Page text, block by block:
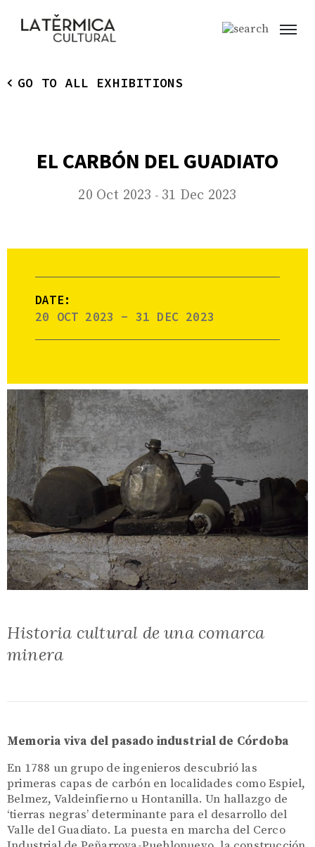
GO TO ALL EXHIBITIONS
EL CARBÓN DEL GUADIATO
20 Oct 2023 -31 Dec 2023
Historia cultural de una comarca
minera
Memoria viva del pasado industrial de Córdoba
En 1788 un grupo de ingenieros descubrió las
primeras capas de carbón en localidades como Espiel,
Belmez, Valdeinfierno u Hontanilla. Un hallazgo de
‘tierras negras’ determinante para el desarrollo del
Valle del Guadiato. La puesta en marcha del Cerco
DATE:
20 OCT 2023 - 31 DEC 2023